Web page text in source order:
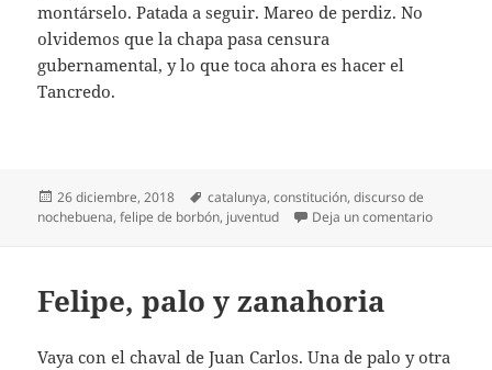
montárselo. Patada a seguir. Mareo de perdiz. No
olvidemos que la chapa pasa censura
gubernamental, y lo que toca ahora es hacer el
Tancredo.
Publicado
el
26 diciembre, 2018 Etiquetas
catalunya,constitución,discurso de
nochebuena,felipe de borbón, juventud Deja un comentarioen Nada
Felipe, palo y zanahoria
Vaya con el chaval de Juan Carlos. Una de palo y otra